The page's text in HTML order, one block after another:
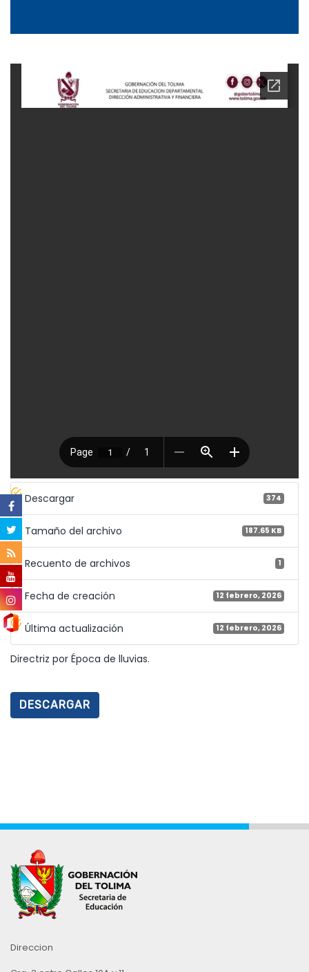
Descargar 374
Tamaño del archivo 187.65 KB
Recuento de archivos 1
Fecha de creación 12 febrero, 2026
Última actualización 12 febrero, 2026
Directriz por Época de lluvias.
DESCARGAR
Direccion